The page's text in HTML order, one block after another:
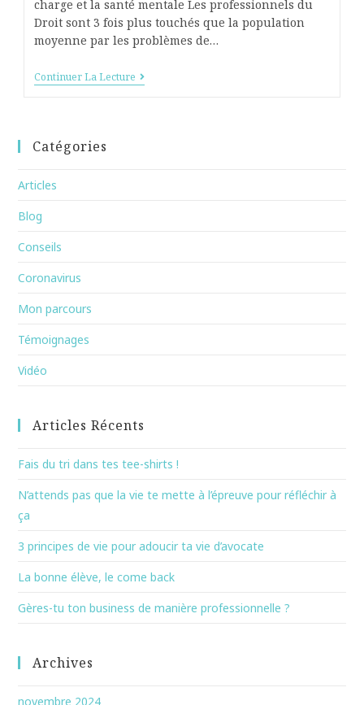
charge et la santé mentale Les professionnels du
Droit sont 3 fois plus touchés que la population
moyenne par les problèmes de…
Continuer La Lecture
Catégories
Articles
Blog
Conseils
Coronavirus
Mon parcours
Témoignages
Vidéo
Articles Récents
Fais du tri dans tes tee-shirts !
N’attends pas que la vie te mette à l’épreuve pour réfléchir à
ça
3 principes de vie pour adoucir ta vie d’avocate
La bonne élève, le come back
Gères-tu ton business de manière professionnelle ?
Archives
novembre 2024